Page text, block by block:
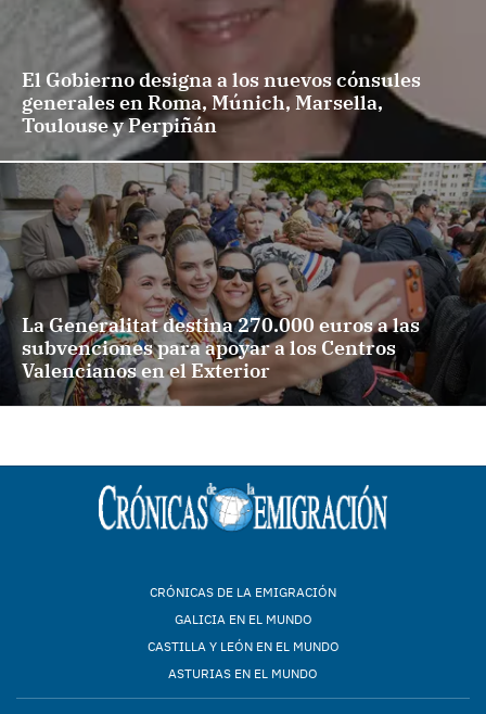
El Gobierno designa a los nuevos cónsules
generales en Roma, Múnich, Marsella,
Toulouse y Perpiñán
La Generalitat destina 270.000 euros a las
subvenciones para apoyar a los Centros
Valencianos en el Exterior
CRÓNICAS DE LA EMIGRACIÓN
GALICIA EN EL MUNDO
CASTILLA Y LEÓN EN EL MUNDO
ASTURIAS EN EL MUNDO